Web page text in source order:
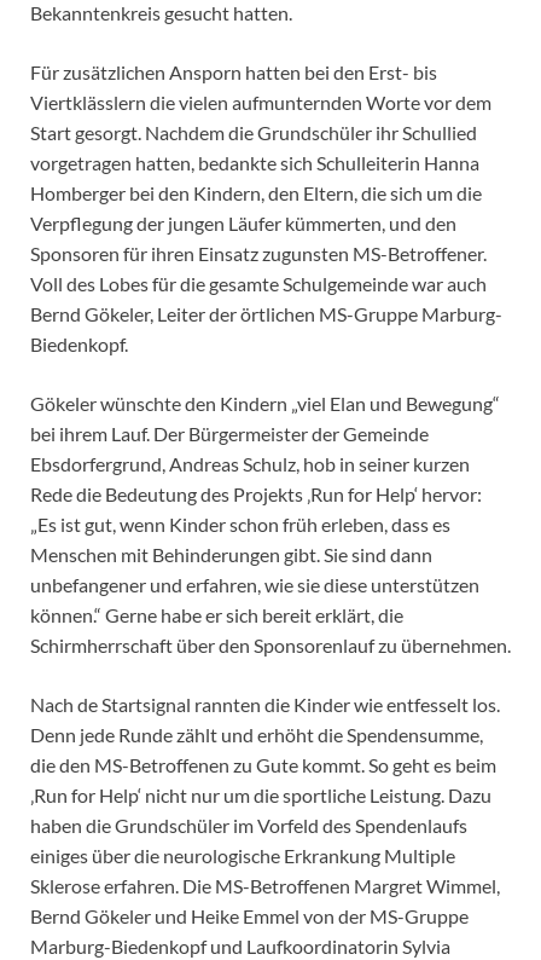
Bekanntenkreis gesucht hatten.
Für zusätzlichen Ansporn hatten bei den Erst- bis
Viertklässlern die vielen aufmunternden Worte vor dem
Start gesorgt. Nachdem die Grundschüler ihr Schullied
vorgetragen hatten, bedankte sich Schulleiterin Hanna
Homberger bei den Kindern, den Eltern, die sich um die
Verpflegung der jungen Läufer kümmerten, und den
Sponsoren für ihren Einsatz zugunsten MS-Betroffener.
Voll des Lobes für die gesamte Schulgemeinde war auch
Bernd Gökeler, Leiter der örtlichen MS-Gruppe Marburg-
Biedenkopf.
Gökeler wünschte den Kindern „viel Elan und Bewegung“
bei ihrem Lauf. Der Bürgermeister der Gemeinde
Ebsdorfergrund, Andreas Schulz, hob in seiner kurzen
Rede die Bedeutung des Projekts ‚Run for Help‘ hervor:
„Es ist gut, wenn Kinder schon früh erleben, dass es
Menschen mit Behinderungen gibt. Sie sind dann
unbefangener und erfahren, wie sie diese unterstützen
können.“ Gerne habe er sich bereit erklärt, die
Schirmherrschaft über den Sponsorenlauf zu übernehmen.
Nach de Startsignal rannten die Kinder wie entfesselt los.
Denn jede Runde zählt und erhöht die Spendensumme,
die den MS-Betroffenen zu Gute kommt. So geht es beim
‚Run for Help‘ nicht nur um die sportliche Leistung. Dazu
haben die Grundschüler im Vorfeld des Spendenlaufs
einiges über die neurologische Erkrankung Multiple
Sklerose erfahren. Die MS-Betroffenen Margret Wimmel,
Bernd Gökeler und Heike Emmel von der MS-Gruppe
Marburg-Biedenkopf und Laufkoordinatorin Sylvia